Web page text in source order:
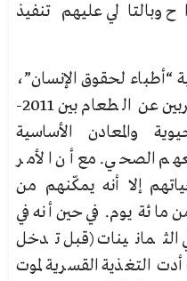
وبالتالي عليهم تنفيذ
“أطباء لحقوق الإنسان”،
الذين تولوا رعاية الأسرى المضربين عن الطعام بين 2011-
والمعادن الأساسية
الصحي. مع أن الأمر
إلا أنه يمكّنهم من
مائة يوم. في حين أنه في
الثمانينات (قبل تدخل
التغذية القسرية لموت